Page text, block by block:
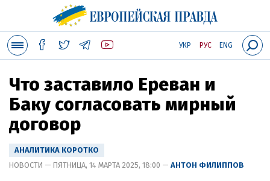
УКР РУС ENG
Что заставило Ереван и
Баку согласовать мирный
договор
АНАЛИТИКА КОРОТКО
НОВОСТИ — ПЯТНИЦА, 14 МАРТА 2025, 18:00 — АНТОН ФИЛИППОВ